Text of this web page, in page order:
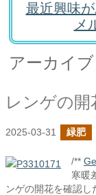
最近興味
メ
アーカイブ
2025-03-31 緑肥
/**
寒暖
ンゲの開花を確認